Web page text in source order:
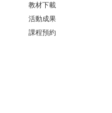
教材下載
活動成果
課程預約